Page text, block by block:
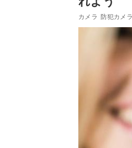
カメラ 防犯カメラ